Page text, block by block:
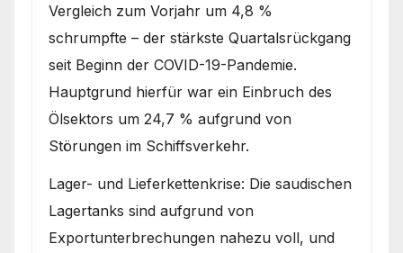
Vergleich zum Vorjahr um 4,8 %
schrumpfte – der stärkste Quartalsrückgang
seit Beginn der COVID-19-Pandemie.
Hauptgrund hierfür war ein Einbruch des
Ölsektors um 24,7 % aufgrund von
Störungen im Schiffsverkehr.
Lager- und Lieferkettenkrise: Die saudischen
Lagertanks sind aufgrund von
Exportunterbrechungen nahezu voll, und